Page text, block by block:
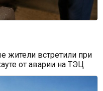
жители встретили при
от аварии на ТЭЦ